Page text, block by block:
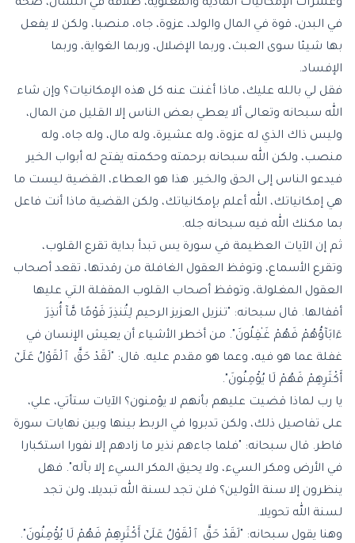
وعشرات الإمكانيات المادية والمعنوية، طلاقة في اللسان، صحة
في البدن، قوة في المال والولد، عزوة، جاه، منصبا، ولكن لا يفعل
بها شيئا سوى العبث، وربما الإضلال، وربما الغواية، وربما
الإفساد.
فقل لي بالله عليك، ماذا أغنت عنه كل هذه الإمكانيات؟ وإن شاء
الله سبحانه وتعالى ألا يعطي بعض الناس إلا القليل من المال،
وليس ذاك الذي له عزوة، وله عشيرة، وله مال، وله جاه، وله
منصب، ولكن الله سبحانه برحمته وحكمته يفتح له أبواب الخير
فيدعو الناس إلى الحق والخير. هذا هو العطاء، القضية ليست ما
هي إمكانياتك، الله أعلم بإمكانياتك، ولكن القضية ماذا أنت فاعل
بما مكنك الله فيه سبحانه جله.
ثم إن الآيات العظيمة في سورة يس تبدأ بداية تقرع القلوب،
وتقرع الأسماع، وتوقظ العقول الغافلة من رقدتها، تقعد أصحاب
العقول المغلولة، وتوقظ أصحاب القلوب المقفلة التي عليها
أقفالها. قال سبحانه: "تنزيل العزيز الرحيم لِتُنذِرَ قَوْمًا مَّآ أُنذِرَ
ءَابَآؤُهُمْ فَهُمْ غَـٰفِلُونَ". من أخطر الأشياء أن يعيش الإنسان في
غفلة عما هو فيه، وعما هو مقدم عليه. قال: "لَقَدْ حَقَّ ٱلْقَوْلُ عَلَىٰٓ
أَكْثَرِهِمْ فَهُمْ لَا يُؤْمِنُونَ".
يا رب لماذا قضيت عليهم بأنهم لا يؤمنون؟ الآيات ستأتي، علي،
على تفاصيل ذلك، ولكن تدبروا في الربط بينها وبين نهايات سورة
فاطر. قال سبحانه: "فلما جاءهم نذير ما زادهم إلا نفورا استكبارا
في الأرض ومكر السيء، ولا يحيق المكر السيء إلا بآله". فهل
ينظرون إلا سنة الأولين؟ فلن تجد لسنة الله تبديلا، ولن تجد
لسنة الله تحويلا.
وهنا يقول سبحانه: "لَقَدْ حَقَّ ٱلْقَوْلُ عَلَىٰٓ أَكْثَرِهِمْ فَهُمْ لَا يُؤْمِنُونَ".